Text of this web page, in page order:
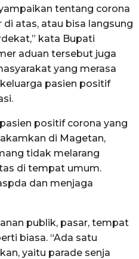
tentang corona
atas, atau bisa langsung
kata Bupati
aduan tersebut juga
yang merasa
pasien positif
positif corona yang
di Magetan,
tidak melarang
di tempat umum.
dan menjaga
publik, pasar, tempat
biasa. “Ada satu
yaitu parade senja